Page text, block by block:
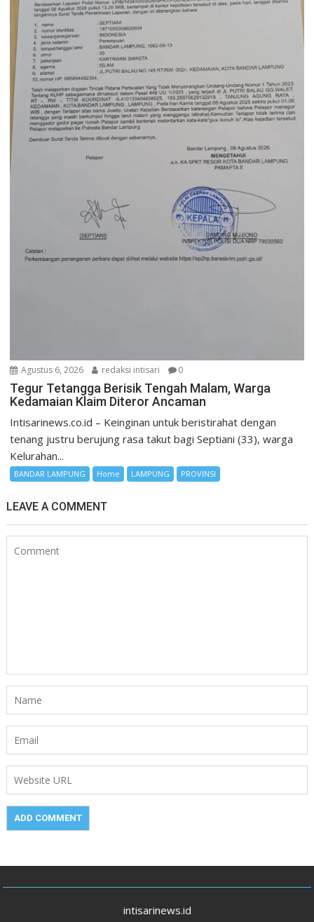
Agustus 6, 2026 redaksi intisari 0
Tegur Tetangga Berisik Tengah Malam, Warga
Kedamaian Klaim Diteror Ancaman
Intisarinews.co.id – Keinginan untuk beristirahat dengan
tenang justru berujung rasa takut bagi Septiani (33), warga
Kelurahan...
BANDAR LAMPUNG Home LAMPUNG PROVINSI
LEAVE A COMMENT
intisarinews.id